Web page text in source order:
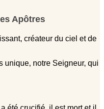
Apôtres
créateur du ciel et de
unique, notre Seigneur, qui